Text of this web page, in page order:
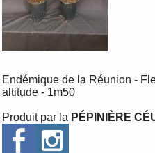
Endémique de la Réunion -
altitude - 1m50
Produit par la PÉPINIÈRE